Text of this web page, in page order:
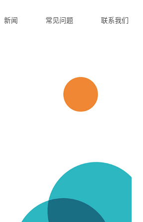
新闻 常见问题 联系我们